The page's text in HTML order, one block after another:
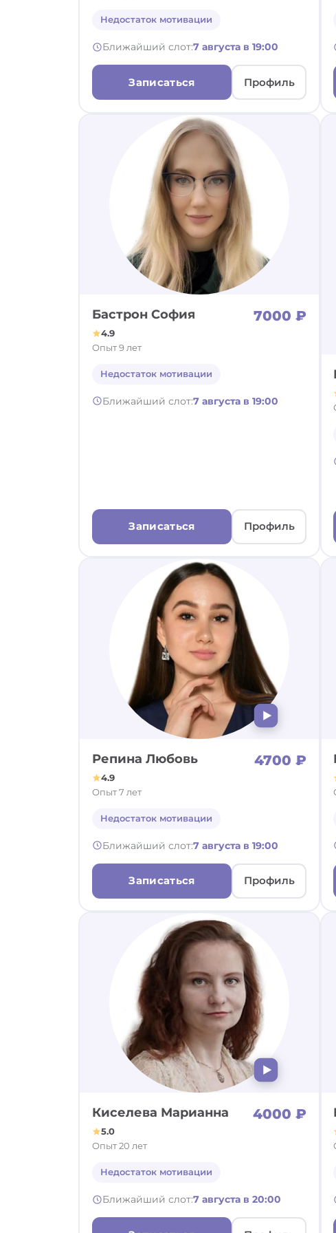
Недостаток мотивации
Ближайший слот:7 августа в 19:00
Записаться Профиль
Бастрон София 7000 ₽
4.9
Опыт 9 лет
Недостаток мотивации
Ближайший слот:7 августа в 19:00
Записаться Профиль
Репина Любовь 4700 ₽
4.9
Опыт 7 лет
Недостаток мотивации
Ближайший слот:7 августа в 19:00
Записаться Профиль
Киселева Марианна 4000 ₽
5.0
Опыт 20 лет
Недостаток мотивации
Ближайший слот:7 августа в 20:00